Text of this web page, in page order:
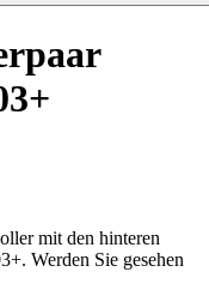
mit den hinteren
Werden Sie gesehen